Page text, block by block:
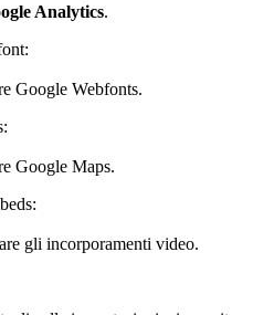
Analytics.
Google Webfonts.
Google Maps.
gli incorporamenti video.